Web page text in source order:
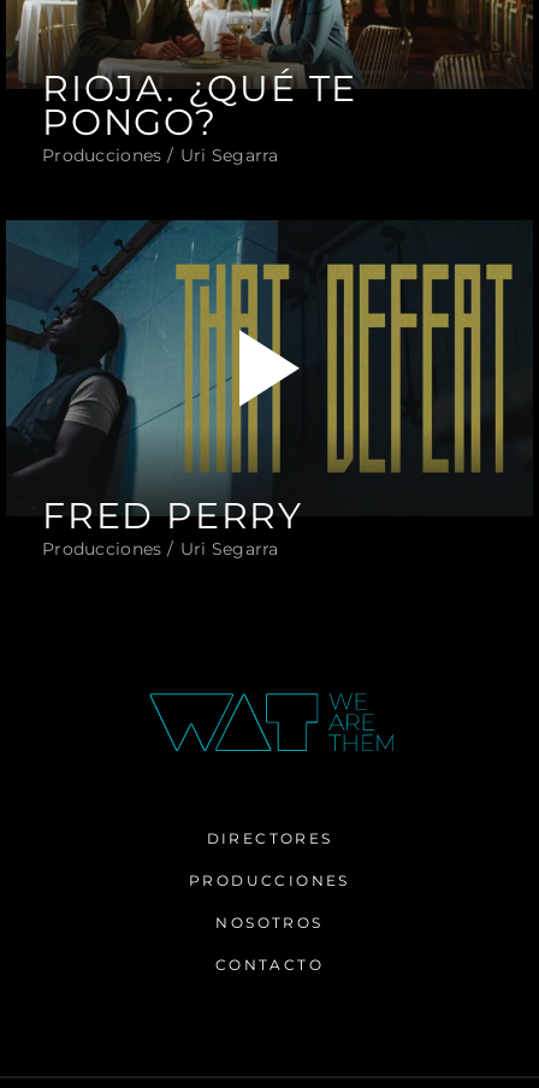
RIOJA. ¿QUÉ TE
PONGO?
Producciones Uri Segarra
FRED PERRY
Producciones Uri Segarra
DIRECTORES
PRODUCCIONES
NOSOTROS
CONTACTO